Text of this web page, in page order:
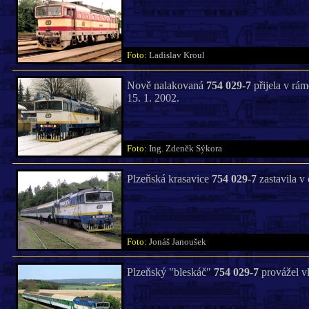
Foto: Ladislav Kroul
Nově nalakovaná754 029-7přijela v
15. 1. 2002.
Foto: Ing. Zdeněk Sýkora
Plzeňská krasavice754 029-7zastavila v
Foto: Jonáš Janoušek
Plzeňský "bleskáč"754 029-7provážel